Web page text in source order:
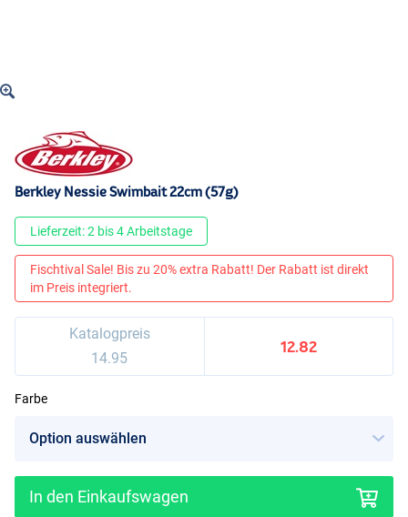
Berkley Nessie Swimbait 22cm (57g)
Lieferzeit: 2 bis 4 Arbeitstage
Fischtival Sale! Bis zu 20% extra Rabatt! Der Rabatt ist direkt
im Preis integriert.
Katalogpreis
14.95
12.82
Farbe
In den Einkaufswagen